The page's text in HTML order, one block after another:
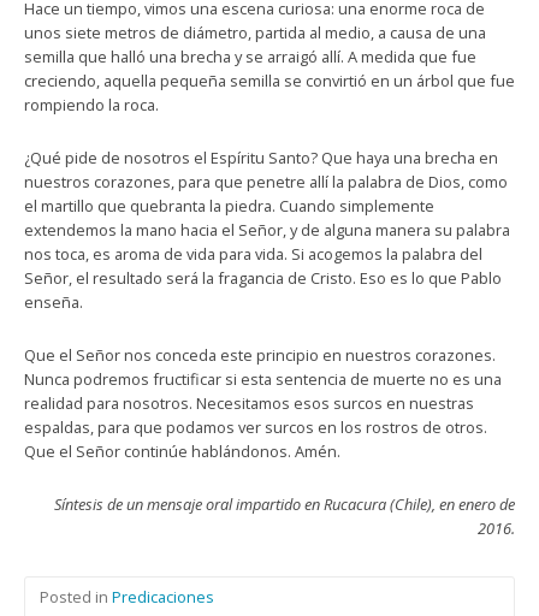
Hace un tiempo, vimos una escena curiosa: una enorme roca de
unos siete metros de diámetro, partida al medio, a causa de una
semilla que halló una brecha y se arraigó allí. A medida que fue
creciendo, aquella pequeña semilla se convirtió en un árbol que fue
rompiendo la roca.
¿Qué pide de nosotros el Espíritu Santo? Que haya una brecha en
nuestros corazones, para que penetre allí la palabra de Dios, como
el martillo que quebranta la piedra. Cuando simplemente
extendemos la mano hacia el Señor, y de alguna manera su palabra
nos toca, es aroma de vida para vida. Si acogemos la palabra del
Señor, el resultado será la fragancia de Cristo. Eso es lo que Pablo
enseña.
Que el Señor nos conceda este principio en nuestros corazones.
Nunca podremos fructificar si esta sentencia de muerte no es una
realidad para nosotros. Necesitamos esos surcos en nuestras
espaldas, para que podamos ver surcos en los rostros de otros.
Que el Señor continúe hablándonos. Amén.
Síntesis de un mensaje oral impartido en Rucacura (Chile), en enero de
2016.
Posted in Predicaciones